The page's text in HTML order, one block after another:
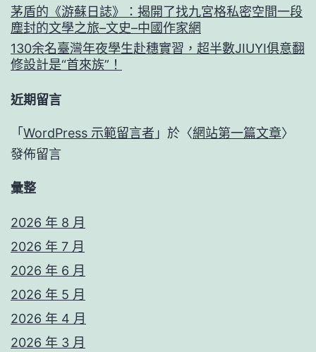
茅盾的《游蘇日誌》：揭開了找九宮格私密空間一段
塵封的文學之旅–文史–中國作家網
130余名臺灣年夜學生赴穗實習，超半數JIUYI俱意翻
修設計是“首來族”！
近期留言
「 WordPress 示範留言者 」於〈網站第一篇文章〉
發佈留言
彙整
2026 年 8 月
2026 年 7 月
2026 年 6 月
2026 年 5 月
2026 年 4 月
2026 年 3 月